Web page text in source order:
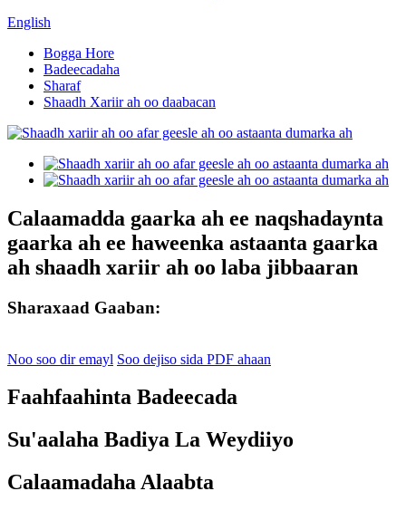
English
Bogga Hore
Badeecadaha
Sharaf
Shaadh Xariir ah oo daabacan
Calaamadda gaarka ah ee naqshadaynta
gaarka ah ee haweenka astaanta gaarka
ah shaadh xariir ah oo laba jibbaaran
Sharaxaad Gaaban:
Noo soo dir emayl Soo dejiso sida PDF ahaan
Faahfaahinta Badeecada
Su'aalaha Badiya La Weydiiyo
Calaamadaha Alaabta